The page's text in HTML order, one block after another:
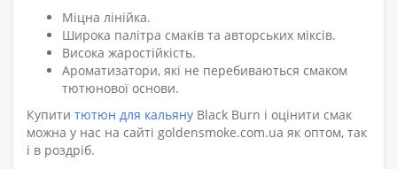
Міцна лінійка.
Широка палітра смаків та авторських міксів.
Висока жаростійкість.
Ароматизатори, які не перебиваються смаком
тютюнової основи.
Купити тютюн для кальяну Black Burn і оцінити смак
можна у нас на сайті goldensmoke.com.ua як оптом, так
і в роздріб.